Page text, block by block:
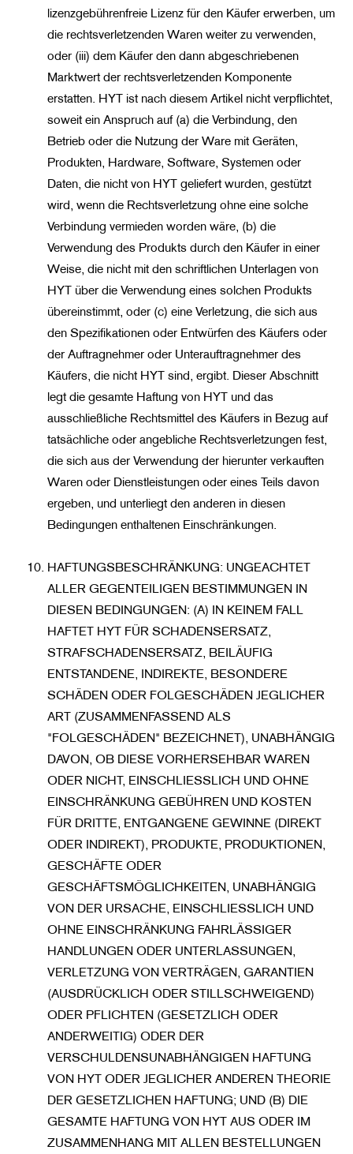
lizenzgebührenfreie Lizenz für den Käufer erwerben, um
die rechtsverletzenden Waren weiter zu verwenden,
oder (iii) dem Käufer den dann abgeschriebenen
Marktwert der rechtsverletzenden Komponente
erstatten. HYT ist nach diesem Artikel nicht verpflichtet,
soweit ein Anspruch auf (a) die Verbindung, den
Betrieb oder die Nutzung der Ware mit Geräten,
Produkten, Hardware, Software, Systemen oder
Daten, die nicht von HYT geliefert wurden, gestützt
wird, wenn die Rechtsverletzung ohne eine solche
Verbindung vermieden worden wäre, (b) die
Verwendung des Produkts durch den Käufer in einer
Weise, die nicht mit den schriftlichen Unterlagen von
HYT über die Verwendung eines solchen Produkts
übereinstimmt, oder (c) eine Verletzung, die sich aus
den Spezifikationen oder Entwürfen des Käufers oder
der Auftragnehmer oder Unterauftragnehmer des
Käufers, die nicht HYT sind, ergibt. Dieser Abschnitt
legt die gesamte Haftung von HYT und das
ausschließliche Rechtsmittel des Käufers in Bezug auf
tatsächliche oder angebliche Rechtsverletzungen fest,
die sich aus der Verwendung der hierunter verkauften
Waren oder Dienstleistungen oder eines Teils davon
ergeben, und unterliegt den anderen in diesen
Bedingungen enthaltenen Einschränkungen.
HAFTUNGSBESCHRÄNKUNG: UNGEACHTET
ALLER GEGENTEILIGEN BESTIMMUNGEN IN
DIESEN BEDINGUNGEN: (A) IN KEINEM FALL
HAFTET HYT FÜR SCHADENSERSATZ,
STRAFSCHADENSERSATZ, BEILÄUFIG
ENTSTANDENE, INDIREKTE, BESONDERE
SCHÄDEN ODER FOLGESCHÄDEN JEGLICHER
ART (ZUSAMMENFASSEND ALS
"FOLGESCHÄDEN" BEZEICHNET), UNABHÄNGIG
DAVON, OB DIESE VORHERSEHBAR WAREN
ODER NICHT, EINSCHLIESSLICH UND OHNE
EINSCHRÄNKUNG GEBÜHREN UND KOSTEN
FÜR DRITTE, ENTGANGENE GEWINNE (DIREKT
ODER INDIREKT), PRODUKTE, PRODUKTIONEN,
GESCHÄFTE ODER
GESCHÄFTSMÖGLICHKEITEN, UNABHÄNGIG
VON DER URSACHE, EINSCHLIESSLICH UND
OHNE EINSCHRÄNKUNG FAHRLÄSSIGER
HANDLUNGEN ODER UNTERLASSUNGEN,
VERLETZUNG VON VERTRÄGEN, GARANTIEN
(AUSDRÜCKLICH ODER STILLSCHWEIGEND)
ODER PFLICHTEN (GESETZLICH ODER
ANDERWEITIG) ODER DER
VERSCHULDENSUNABHÄNGIGEN HAFTUNG
VON HYT ODER JEGLICHER ANDEREN THEORIE
DER GESETZLICHEN HAFTUNG; UND (B) DIE
GESAMTE HAFTUNG VON HYT AUS ODER IM
ZUSAMMENHANG MIT ALLEN BESTELLUNGEN